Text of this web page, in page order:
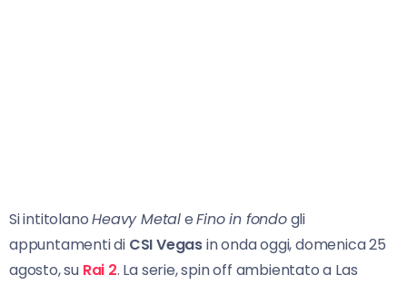
Si intitolanoHeavy MetaleFino in fondogli
appuntamenti di CSI Vegasin onda oggi, domenica 25
agosto, su Rai 2. La serie, spin off ambientato a Las